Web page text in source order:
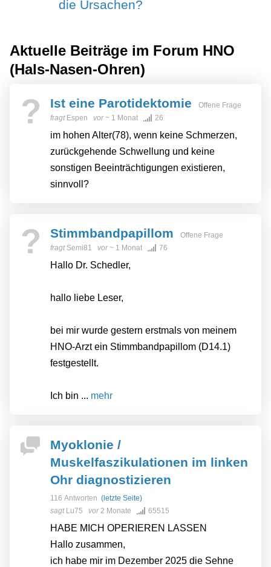
die Ursachen?
Aktuelle Beiträge im Forum HNO
(Hals-Nasen-Ohren)
? Ist eine Parotidektomie
Offene Frage
fragt Espen vor~ 1 Monat 26
im hohen Alter(78), wenn keine Schmerzen,
zurückgehende Schwellung und keine
sonstigen Beeinträchtigungen existieren,
sinnvoll?
? Stimmbandpapillom
Offene Frage
fragt Semi81 vor~ 1 Monat 76
Hallo Dr. Schedler,
hallo liebe Leser,
bei mir wurde gestern erstmals von meinem
HNO-Arzt ein Stimmbandpapillom (D14.1)
festgestellt.
Ich bin ... mehr
Myoklonie /
Muskelfaszikulationen im linken
Ohr diagnostizieren
116 Antworten (letzte Seite)
sagt Lu75 vor2 Monate 65515
HABE MICH OPERIEREN LASSEN
Hallo zusammen,
ich habe mir im Dezember 2025 die Sehne